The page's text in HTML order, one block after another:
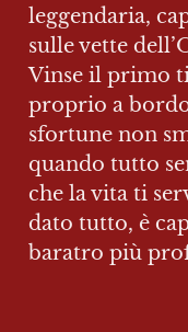
leggendaria,
sulle vette
Vinse il primo
proprio a
sfortune non
quando tutto
che la vita ti
dato tutto, è
baratro più